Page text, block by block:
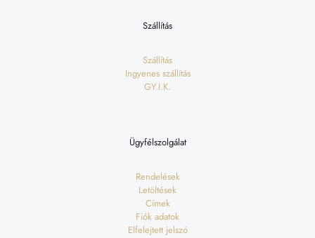
Szállítás
Szállítás
Ingyenes szállítás
GY.I.K.
Ügyfélszolgálat
Rendelések
Letöltések
Címek
Fiók adatok
Elfelejtett jelszó